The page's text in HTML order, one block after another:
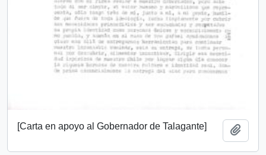
[Carta en apoyo al Gobernador de Talagante]